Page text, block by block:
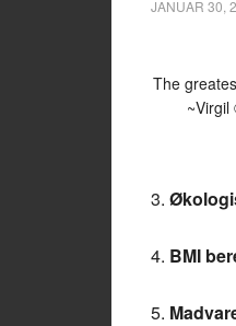
JANUAR 30,
The
3.
4. BMI
5.